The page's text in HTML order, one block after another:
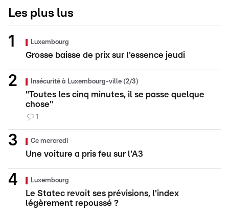
Les plus lus
Luxembourg
Grosse baisse de prix sur l'essence jeudi
Insécurité à Luxembourg-ville (2/3)
"Toutes les cinq minutes, il se passe quelque
chose"
1
Ce mercredi
Une voiture a pris feu sur l'A3
Luxembourg
Le Statec revoit ses prévisions, l'index
légèrement repoussé ?